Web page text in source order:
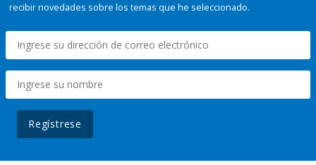
recibir novedades sobre los temas que he seleccionado.
Regístrese